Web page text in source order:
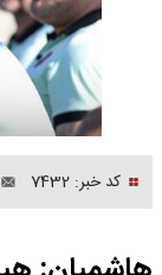
کد خبر: 7432